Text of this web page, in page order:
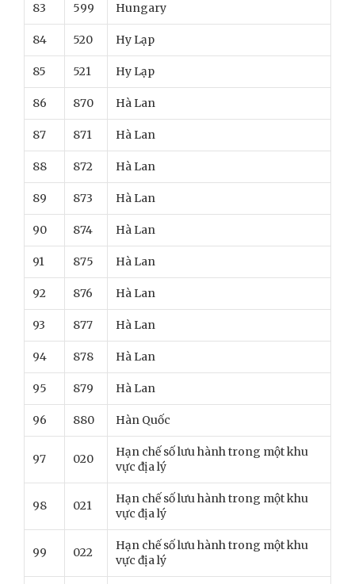
83 599 Hungary
84 520 Hy Lạp
85 521 Hy Lạp
86 870 Hà Lan
87 871 Hà Lan
88 872 Hà Lan
89 873 Hà Lan
90 874 Hà Lan
91 875 Hà Lan
92 876 Hà Lan
93 877 Hà Lan
94 878 Hà Lan
95 879 Hà Lan
96 880 Hàn Quốc
97 020
Hạn chế số lưu hành trong một khu
vực địa lý
98 021
Hạn chế số lưu hành trong một khu
vực địa lý
99 022
Hạn chế số lưu hành trong một khu
vực địa lý